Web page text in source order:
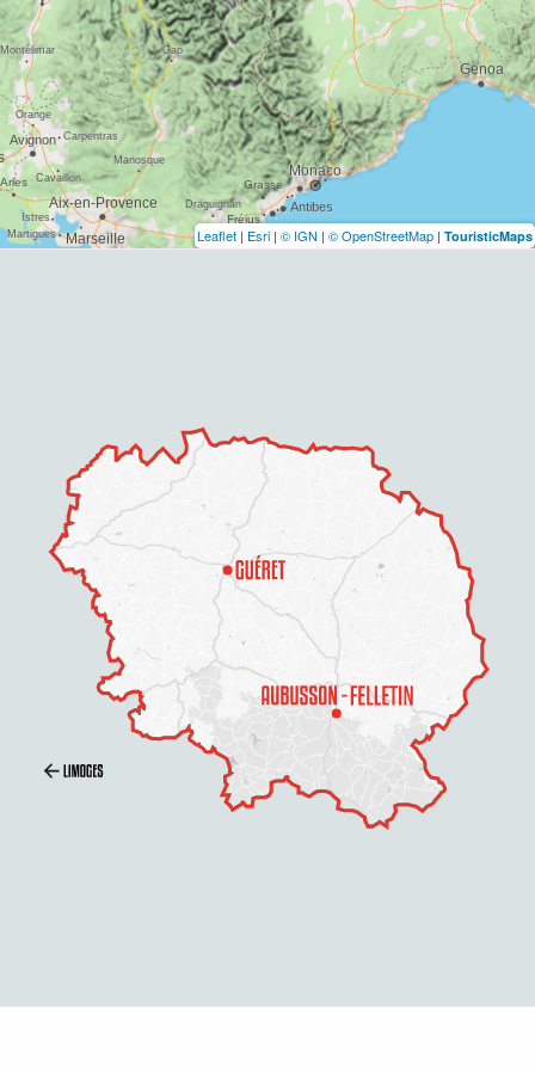
Leaflet | Esri | © IGN | © OpenStreetMap | TouristicMaps